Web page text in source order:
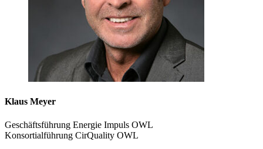
Klaus Meyer
Geschäftsführung Energie Impuls OWL
Konsortialführung CirQuality OWL